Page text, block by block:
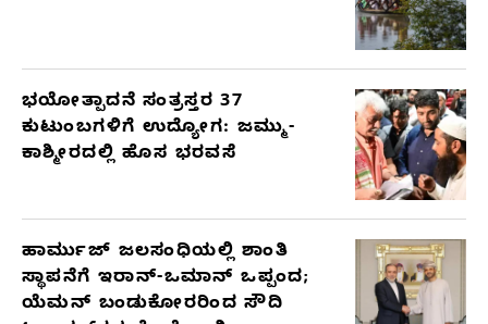
ಭಯೋತ್ಪಾದನೆ ಸಂತ್ರಸ್ತರ 37
ಕುಟುಂಬಗಳಿಗೆ ಉದ್ಯೋಗ: ಜಮ್ಮು-
ಕಾಶ್ಮೀರದಲ್ಲಿ ಹೊಸ ಭರವಸೆ
ಹಾರ್ಮುಜ್ ಜಲಸಂಧಿಯಲ್ಲಿ ಶಾಂತಿ
ಸ್ಥಾಪನೆಗೆ ಇರಾನ್-ಒಮಾನ್ ಒಪ್ಪಂದ;
ಯೆಮನ್ ಬಂಡುಕೋರರಿಂದ ಸೌದಿ